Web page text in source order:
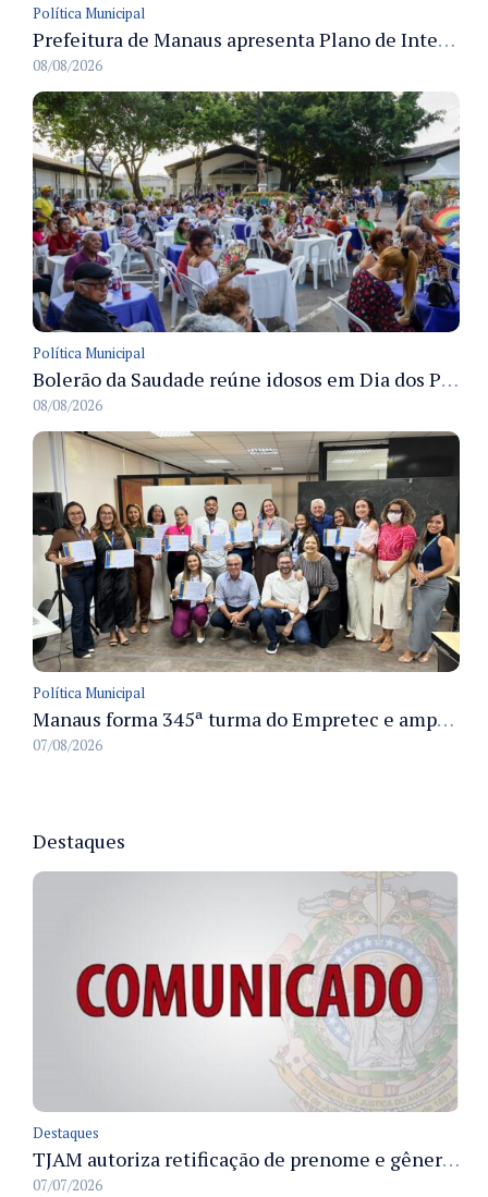
Política Municipal
Prefeitura de Manaus apresenta Plano de Integridade da CGM e qualifica servidores para governança e conformidade no biênio 2027-2028
08/08/2026
Política Municipal
Bolerão da Saudade reúne idosos em Dia dos Pais promovido pela Fundação Dr. Thomas em Manaus
08/08/2026
Política Municipal
Manaus forma 345ª turma do Empretec e amplia qualificação de empreendedores na cidade
07/08/2026
Destaques
Destaques
TJAM autoriza retificação de prenome e gênero em registros civis na Comarca de Benjamin Constant
07/07/2026